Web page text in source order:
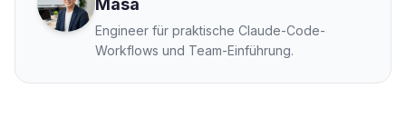
Masa
Engineer für praktische Claude-Code-
Workflows und Team-Einführung.